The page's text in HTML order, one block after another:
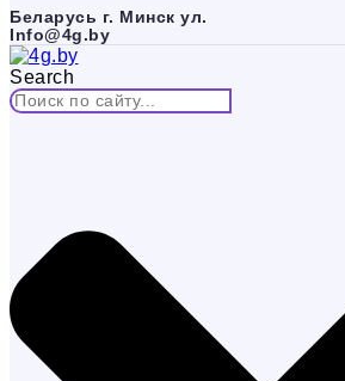
Беларусь г. Минск ул.
Info@4g.by
Search